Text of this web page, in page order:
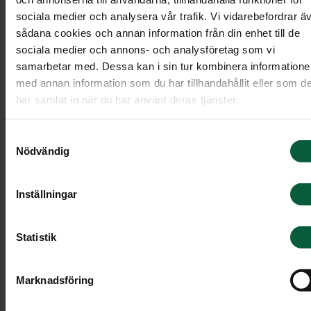
sociala medier och analysera vår trafik. Vi vidarebefordrar
sådana cookies och annan information från din enhet till de
sociala medier och annons- och analysföretag som vi
samarbetar med. Dessa kan i sin tur kombinera
med annan information som du har tillhandahållit eller som
har samlat in när du har använt deras tjänster.
Nödvändig
Inställningar
Statistik
Marknadsföring
Skapa en dödsannons
Vid vårt begravningsmöte tar vi tillsammans fram
annonsen. Inför mötet kan du gärna fundera över
dina önskemål kring:
Symbol
Dikt, vers och citat
Vilka namn som ska finnas med
Övrig information, till exempel önskemål om
klädsel
Var kan dödsannonsen publiceras?